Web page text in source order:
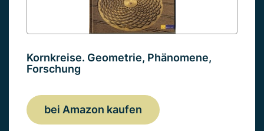
Kornkreise. Geometrie, Phänomene,
Forschung
bei Amazon kaufen